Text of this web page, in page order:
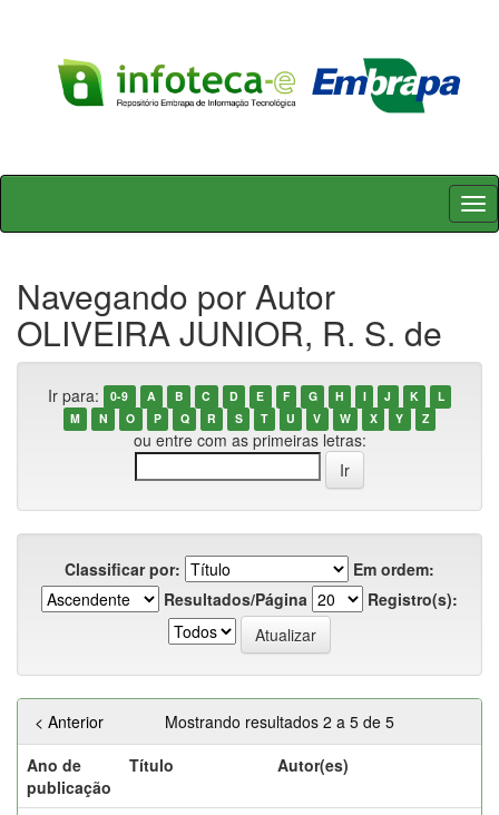
Skip
Navegando por Autor
OLIVEIRA JUNIOR, R. S. de
Ir para: 0-9 A B C D E F G H I J K
L
M
N O P Q R S T U V W X Y Z
ou entre com as primeiras letras:
Classificar por:
Em ordem:
Resultados/Página
Registro(s):
Mostrando resultados 2 a 5 de 5
< Anterior
Ano de
publicação
Título Autor(es)